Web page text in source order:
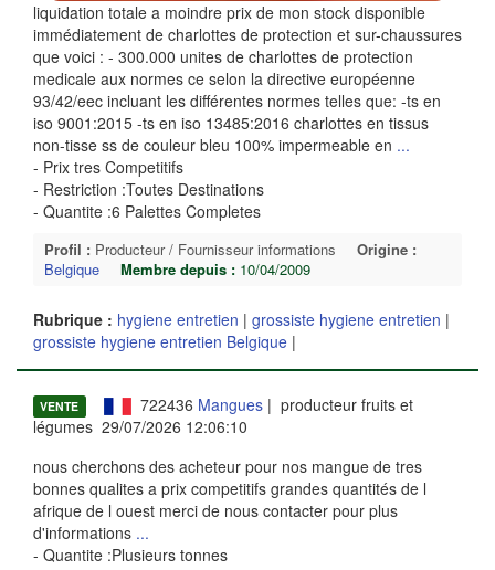
liquidation totale a moindre prix de mon stock disponible
immédiatement de charlottes de protection et sur-chaussures
que voici : - 300.000 unites de charlottes de protection
medicale aux normes ce selon la directive européenne
93/42/eec incluant les différentes normes telles que: -ts en
iso 9001:2015 -ts en iso 13485:2016 charlottes en tissus
non-tisse ss de couleur bleu 100% impermeable en ...
- Prix tres Competitifs
- Restriction :Toutes Destinations
- Quantite :6 Palettes Completes
Profil : Producteur / Fournisseur informations
Origine :
Belgique
Membre depuis : 10/04/2009
Rubrique : hygiene entretien | grossiste hygiene entretien |
grossiste hygiene entretien Belgique |
VENTE 722436 Mangues| producteur fruits et
légumes 29/07/2026 12:06:10
nous cherchons des acheteur pour nos mangue de tres
bonnes qualites a prix competitifs grandes quantités de l
afrique de l ouest merci de nous contacter pour plus
d'informations ...
- Quantite :Plusieurs tonnes